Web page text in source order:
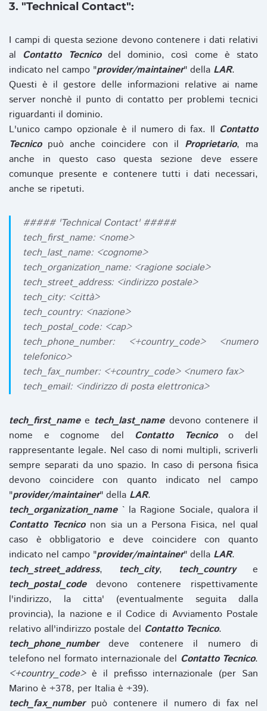
3. "Technical Contact":
I campi di questa sezione devono contenere i dati relativi
al Contatto Tecnicodel dominio, così come è stato
indicato nel campo "provider/maintainer" della LAR.
Questi è il gestore delle informazioni relative ai name
server nonchè il punto di contatto per problemi tecnici
riguardanti il dominio.
L'unico campo opzionale è il numero di fax. Il Contatto
Tecnicopuò anche coincidere con il Proprietario, ma
anche in questo caso questa sezione deve essere
comunque presente e contenere tutti i dati necessari,
anche se ripetuti.
##### 'Technical Contact' #####
tech_first_name: <nome>
tech_last_name: <cognome>
tech_organization_name: <ragione sociale>
tech_street_address: <indirizzo postale>
tech_city: <città>
tech_country: <nazione>
tech_postal_code: <cap>
tech_phone_number: <+country_code> <numero
telefonico>
tech_fax_number: <+country_code> <numero fax>
tech_email: <indirizzo di posta elettronica>
tech_first_namee tech_last_namedevono contenere il
nome e cognome del Contatto Tecnicoo del
rappresentante legale. Nel caso di nomi multipli, scriverli
sempre separati da uno spazio. In caso di persona fisica
devono coincidere con quanto indicato nel campo
"provider/maintainer" della LAR.
tech_organization_name` la Ragione Sociale, qualora il
Contatto Tecniconon sia un a Persona Fisica, nel qual
caso è obbligatorio e deve coincidere con quanto
indicato nel campo "provider/maintainer" della LAR.
tech_street_address, tech_city, tech_countrye
tech_postal_codedevono contenere rispettivamente
l'indirizzo, la citta' (eventualmente seguita dalla
provincia), la nazione e il Codice di Avviamento Postale
relativo all'indirizzo postale del Contatto Tecnico.
tech_phone_numberdeve contenere il numero di
telefono nel formato internazionale del Contatto Tecnico.
<+country_code>è il prefisso internazionale (per San
Marino è +378, per Italia è +39).
tech_fax_numberpuò contenere il numero di fax nel